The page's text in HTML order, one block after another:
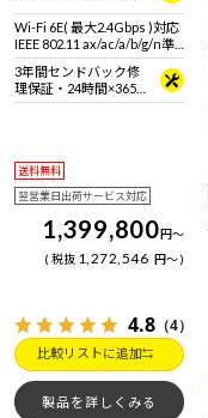
Wi-Fi 6E( 最大2.4Gbps )対応
IEEE 802.11 ax/ac/a/b/g/n準
拠 ＋ Bluetooth 5内蔵
3年間センドバック修
理保証・24時間×365
日電話サポート
送料無料
翌営業日出荷サービス対応
1,399,800円～
税抜 1,272,546 円～
4.8 （4）
比較リストに追加
製品を詳しくみる